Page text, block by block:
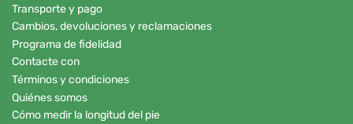
Transporte y pago
Cambios, devoluciones y reclamaciones
Programa de fidelidad
Contacte con
Términos y condiciones
Quiénes somos
Cómo medir la longitud del pie